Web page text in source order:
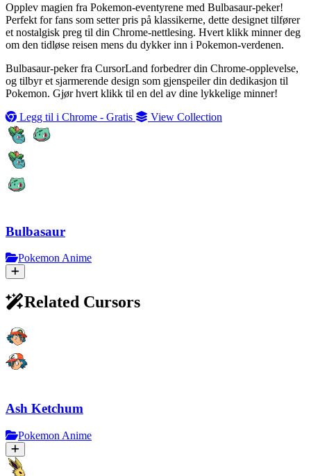
Opplev magien fra Pokemon-eventyrene med Bulbasaur-peker!
Perfekt for fans som setter pris på klassikerne, dette designet tilfører
et nostalgisk preg til din Chrome-nettlesing. Hvert klikk minner deg
om den tidløse reisen mens du dykker inn i Pokemon-verdenen.
Bulbasaur-peker fra CursorLand forbedrer din Chrome-opplevelse,
og tilbyr et sjarmerende design som gjenspeiler din dedikasjon til
Pokemon. Gjør hvert klikk til en del av dine lykkelige minner!
Legg til i Chrome - Gratis
View Collection
Bulbasaur
Pokemon Anime
Related Cursors
Ash Ketchum
Pokemon Anime